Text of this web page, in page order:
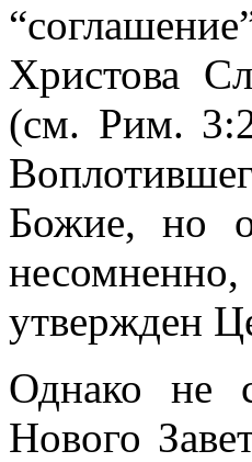
Христова
(см. Рим.
Божие, но
утвержден
Однако не
Нового